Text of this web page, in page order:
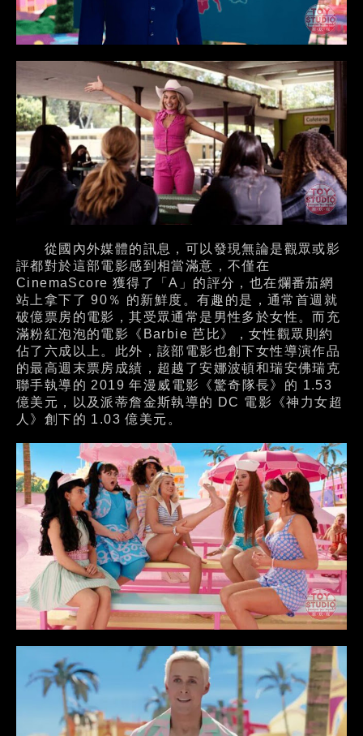
從國內外媒體的訊息，可以發現無論是觀眾或影
評都對於這部電影感到相當滿意，不僅在
CinemaScore 獲得了「A」的評分，也在爛番茄網
站上拿下了 90％ 的新鮮度。有趣的是，通常首週就
破億票房的電影，其受眾通常是男性多於女性。而充
滿粉紅泡泡的電影《Barbie 芭比》，女性觀眾則約
佔了六成以上。此外，該部電影也創下女性導演作品
的最高週末票房成績，超越了安娜波頓和瑞安佛瑞克
聯手執導的 2019 年漫威電影《驚奇隊長》的 1.53
億美元，以及派蒂詹金斯執導的 DC 電影《神力女超
人》創下的 1.03 億美元。